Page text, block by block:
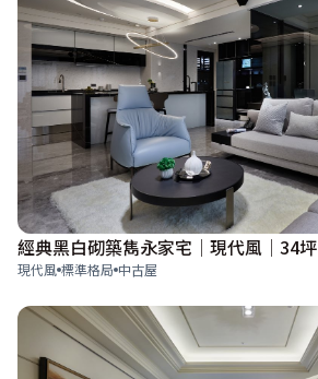
經典黑白砌築雋永家宅│現代風│34坪
現代風 標準格局 中古屋